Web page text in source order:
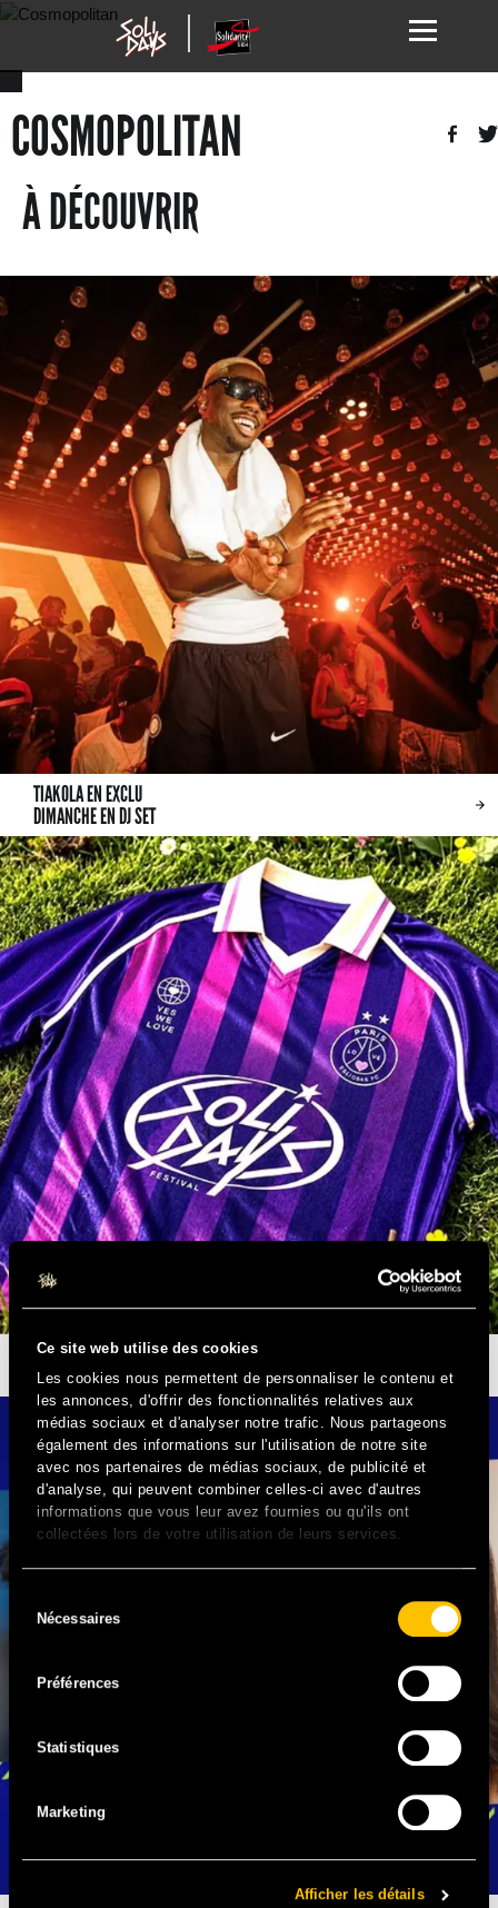
Ce site web utilise des cookies
Les cookies nous permettent de personnaliser le contenu et
les annonces, d'offrir des fonctionnalités relatives aux
médias sociaux et d'analyser notre trafic. Nous partageons
également des informations sur l'utilisation de notre site
avec nos partenaires de médias sociaux, de publicité et
d'analyse, qui peuvent combiner celles-ci avec d'autres
informations que vous leur avez fournies ou qu'ils ont
collectées lors de votre utilisation de leurs services.
duNécessaires
Préférences
Statistiques
Marketing
Afficher les détails
COSMOPOLITAN
À DÉCOUVRIR
TIAKOLA EN EXCLU
DIMANCHE EN DJ SET